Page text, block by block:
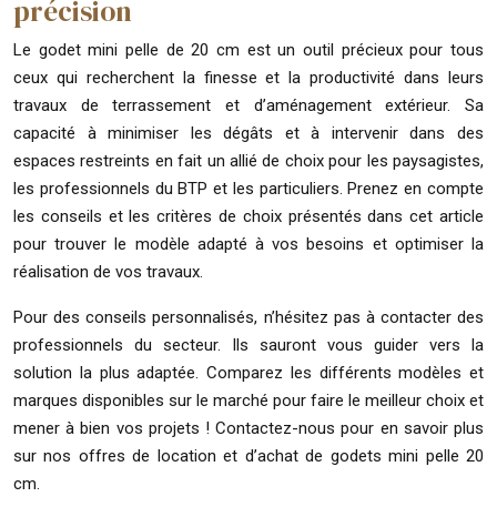
précision
Le godet mini pelle de 20 cm est un outil précieux pour tous
ceux qui recherchent la finesse et la productivité dans leurs
travaux de terrassement et d’aménagement extérieur. Sa
capacité à minimiser les dégâts et à intervenir dans des
espaces restreints en fait un allié de choix pour les paysagistes,
les professionnels du BTP et les particuliers. Prenez en compte
les conseils et les critères de choix présentés dans cet article
pour trouver le modèle adapté à vos besoins et optimiser la
réalisation de vos travaux.
Pour des conseils personnalisés, n’hésitez pas à contacter des
professionnels du secteur. Ils sauront vous guider vers la
solution la plus adaptée. Comparez les différents modèles et
marques disponibles sur le marché pour faire le meilleur choix et
mener à bien vos projets ! Contactez-nous pour en savoir plus
sur nos offres de location et d’achat de godets mini pelle 20
cm.